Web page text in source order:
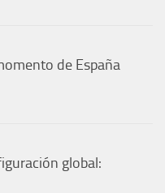
de España
global: